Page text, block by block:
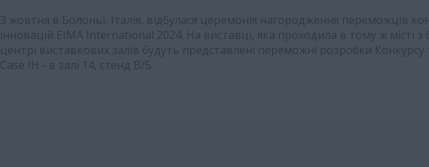
3 жовтня в Болоньї, Італія, відбулася церемонія нагородження переможців
інновацій EIMA International 2024. На виставці, яка проходила в тому ж місті з
центрі виставкових залів будуть представлені переможні розробки Конкурсу
Case IH - в залі 14, стенд B/5.